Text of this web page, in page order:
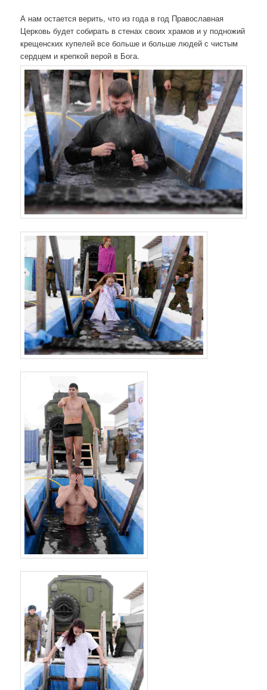
А нам остается верить, что из года в год Православная
Церковь будет собирать в стенах своих храмов и у подножий
крещенских купелей все больше и больше людей с чистым
сердцем и крепкой верой в Бога.